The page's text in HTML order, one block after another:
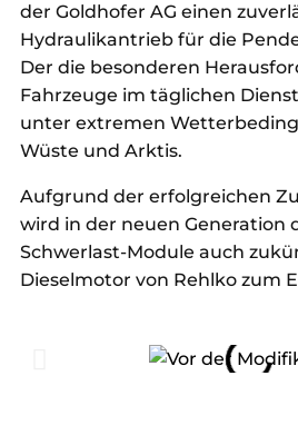
der Goldhofer AG einen
Hydraulikantrieb für die
Der die besonderen
Fahrzeuge im täglichen
unter extremen
Wüste und Arktis.
Aufgrund der erfolgreichen
wird in der neuen Generation
Schwerlast-Module auch
Dieselmotor von Rehlko zum